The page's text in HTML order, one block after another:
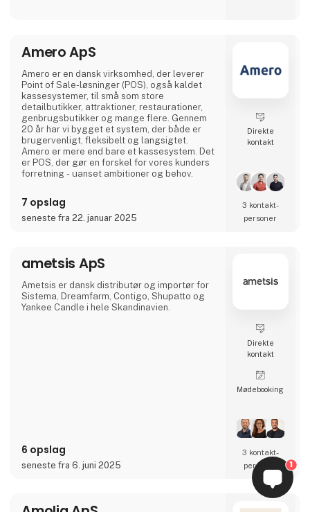
Teague, Stonewall Kitchen samt udvalgte
producenter fra Irland, Englan
Amero ApS
Amero er en dansk virksomhed, der leverer
Point of Sale-løsninger (POS), også kaldet
kassesystemer, til små som store
detailbutikker, attraktioner, restaurationer,
genbrugsbutikker og mange flere. Gennem
20 år har vi bygget et system, der både er
brugervenligt, fleksibelt og langsigtet.
Amero er mere end bare et kassesystem. Det
er POS, der gør en forskel for vores kunders
forretning - uanset ambitioner og behov.
7 opslag
seneste fra 22. januar 2025
Direkte
kontakt
3 kontakt­
personer
ametsis ApS
Ametsis er dansk distributør og importør for
Sistema, Dreamfarm, Contigo, Shupatto og
Yankee Candle i hele Skandinavien.
6 opslag
seneste fra 6. juni 2025
Direkte
kontakt
Møde­booking
3 kontakt­
personer
1